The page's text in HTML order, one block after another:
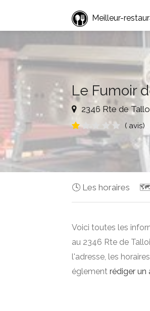
Meilleur-
Le Fumoir
2346 Rte de
( avis)
🕓 Les horaires 🗺️
Voici toutes les
au 2346 Rte de
l'adresse, les
églement rédiger un